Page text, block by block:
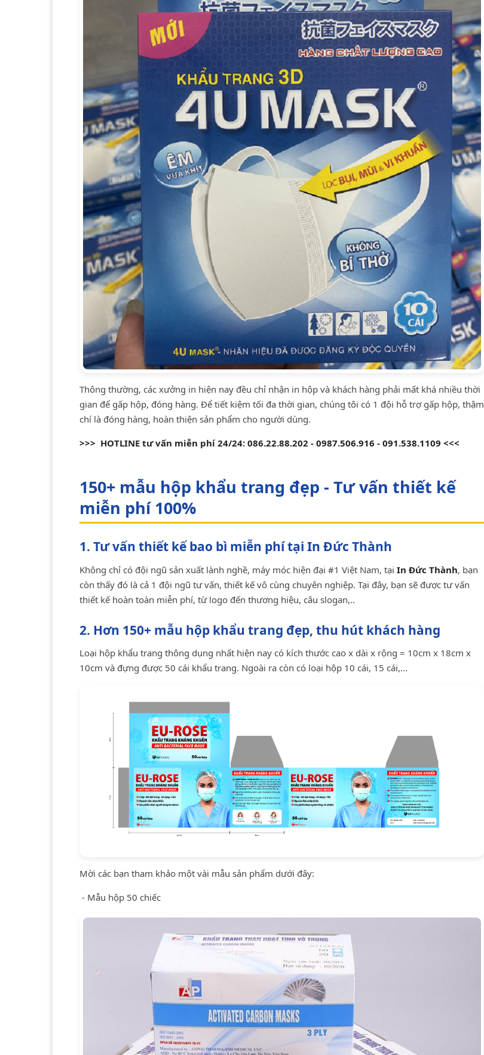
Thông thường, các xưởng in hiện nay đều chỉ nhận in hộp và khách hàng phải mất khá nhiều thời
gian để gấp hộp, đóng hàng. Để tiết kiệm tối đa thời gian, chúng tôi có 1 đội hỗ trợ gấp hộp, thậm
chí là đóng hàng, hoàn thiện sản phẩm cho người dùng.
>>> HOTLINE tư vấn miễn phí 24/24: 086.22.88.202 - 0987.506.916 - 091.538.1109 <<<
150+ mẫu hộp khẩu trang đẹp - Tư vấn thiết kế
miễn phí 100%
1. Tư vấn thiết kế bao bì miễn phí tại In Đức Thành
Không chỉ có đội ngũ sản xuất lành nghề, máy móc hiện đại #1 Việt Nam, tại In Đức Thành, bạn
còn thấy đó là cả 1 đội ngũ tư vấn, thiết kế vô cùng chuyên nghiệp. Tại đây, bạn sẽ được tư vấn
thiết kế hoàn toàn miễn phí, từ logo đến thương hiệu, câu slogan,..
2. Hơn 150+ mẫu hộp khẩu trang đẹp, thu hút khách hàng
Loại hộp khẩu trang thông dụng nhất hiện nay có kích thước cao x dài x rộng = 10cm x 18cm x
10cm và đựng được 50 cái khẩu trang. Ngoài ra còn có loại hộp 10 cái, 15 cái,...
Mời các bạn tham khảo một vài mẫu sản phẩm dưới đây:
- Mẫu hộp 50 chiếc